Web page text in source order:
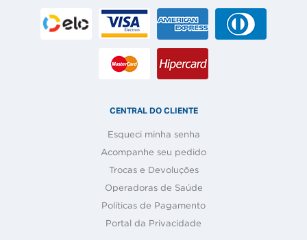
CENTRAL DO CLIENTE
Esqueci minha senha
Acompanhe seu pedido
Trocas e Devoluções
Operadoras de Saúde
Políticas de Pagamento
Portal da Privacidade